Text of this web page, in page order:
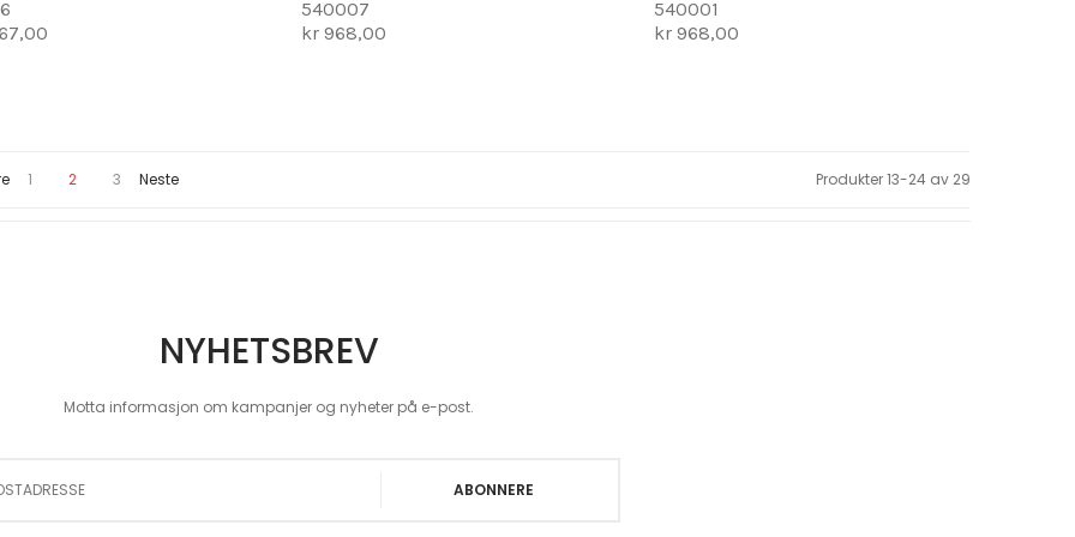
540007
kr 968,00
540001
kr 968,00
Produkter13-24 av 29
Page
1 You're currently reading page
2 Page
3 Page
Neste
NYHETSBREV
Motta informasjon om kampanjer og nyheter på e-post.
ABONNERE